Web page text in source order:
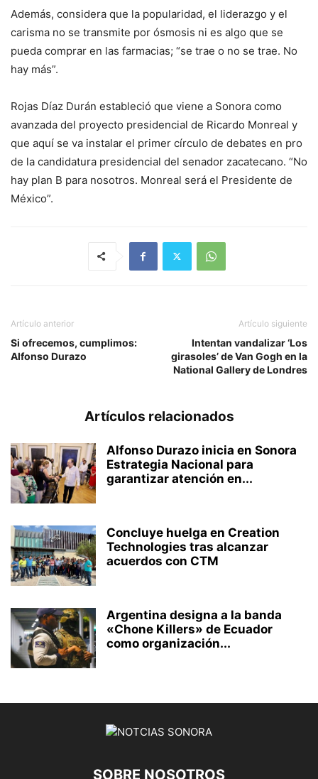
Además, considera que la popularidad, el liderazgo y el
carisma no se transmite por ósmosis ni es algo que se
pueda comprar en las farmacias; “se trae o no se trae. No
hay más”.
Rojas Díaz Durán estableció que viene a Sonora como
avanzada del proyecto presidencial de Ricardo Monreal y
que aquí se va instalar el primer círculo de debates en pro
de la candidatura presidencial del senador zacatecano. “No
hay plan B para nosotros. Monreal será el Presidente de
México”.
Artículo anterior
Si ofrecemos, cumplimos:
Alfonso Durazo
Artículo siguiente
Intentan vandalizar ‘Los
girasoles’ de Van Gogh en la
National Gallery de Londres
Artículos relacionados
Alfonso Durazo inicia en Sonora
Estrategia Nacional para
garantizar atención en...
Concluye huelga en Creation
Technologies tras alcanzar
acuerdos con CTM
Argentina designa a la banda
«Chone Killers» de Ecuador
como organización...
SOBRE NOSOTROS